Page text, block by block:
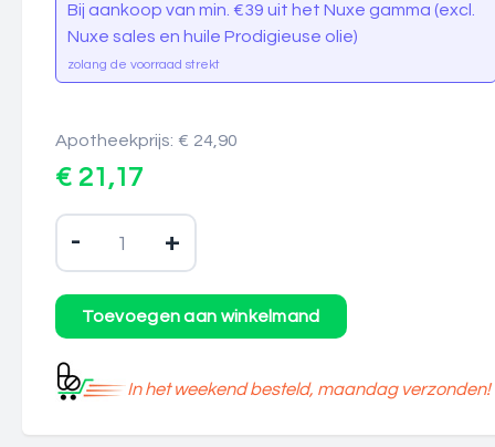
Bij aankoop van min. €39 uit het Nuxe gamma (excl.
Nuxe sales en huile Prodigieuse olie)
zolang de voorraad strekt
Apotheekprijs: € 24,90
€ 21,17
- +
In het weekend besteld, maandag verzonden!